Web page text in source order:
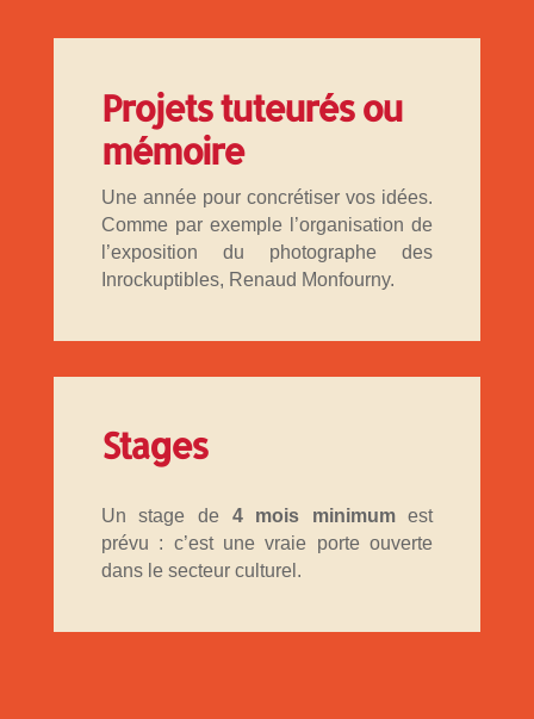
Projets tuteurés ou
mémoire
Une année pour concrétiser vos idées.
Comme par exemple l’organisation de
l’exposition du photographe des
Inrockuptibles, Renaud Monfourny.
Stages
Un stage de 4 mois minimumest
prévu : c’est une vraie porte ouverte
dans le secteur culturel.